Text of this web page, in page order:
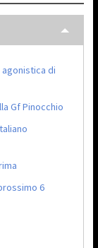
agonistica di
Gf Pinocchio
6